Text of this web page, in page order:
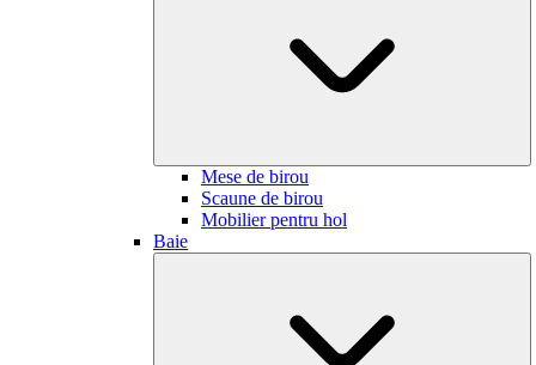
Mese de birou
Scaune de birou
Mobilier pentru hol
Baie